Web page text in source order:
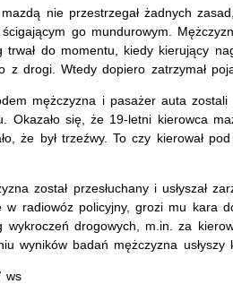
nie przestrzegał żadnych
go mundurowym.
trwał do momentu, kiedy kierujący
z drogi. Wtedy dopiero zatrzymał
mężczyzna i pasażer auta
Okazało się, że 19-letni kierowca
że był trzeźwy. To czy kierował
został przesłuchany i usłyszał
w radiowóz policyjny, grozi mu kara
wykroczeń drogowych, m.in. za
wyników badań mężczyzna usłyszy
ws